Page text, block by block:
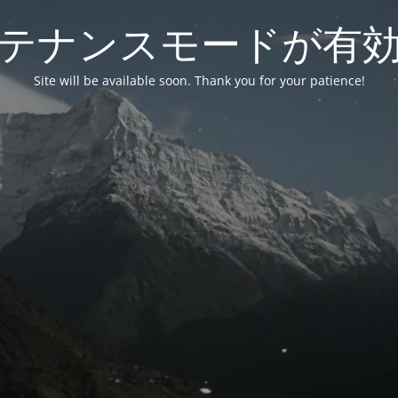
ナンスモードが有
Site will be available soon. Thank you for your patience!